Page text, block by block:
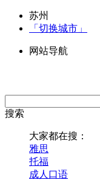
苏州
「切换城市」
网站导航
搜索
大家都在搜：
雅思
托福
成人口语